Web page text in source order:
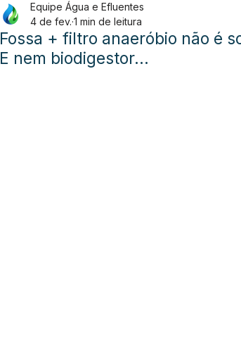
EQUIPAMENTOS CURSOS
Fossa + filtro anaeróbio não é
E nem biodigestor...
Equipe Água e Efluentes
4 de fev. 1 min de leitura